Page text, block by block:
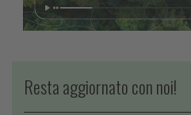
Resta aggiornato con noi!